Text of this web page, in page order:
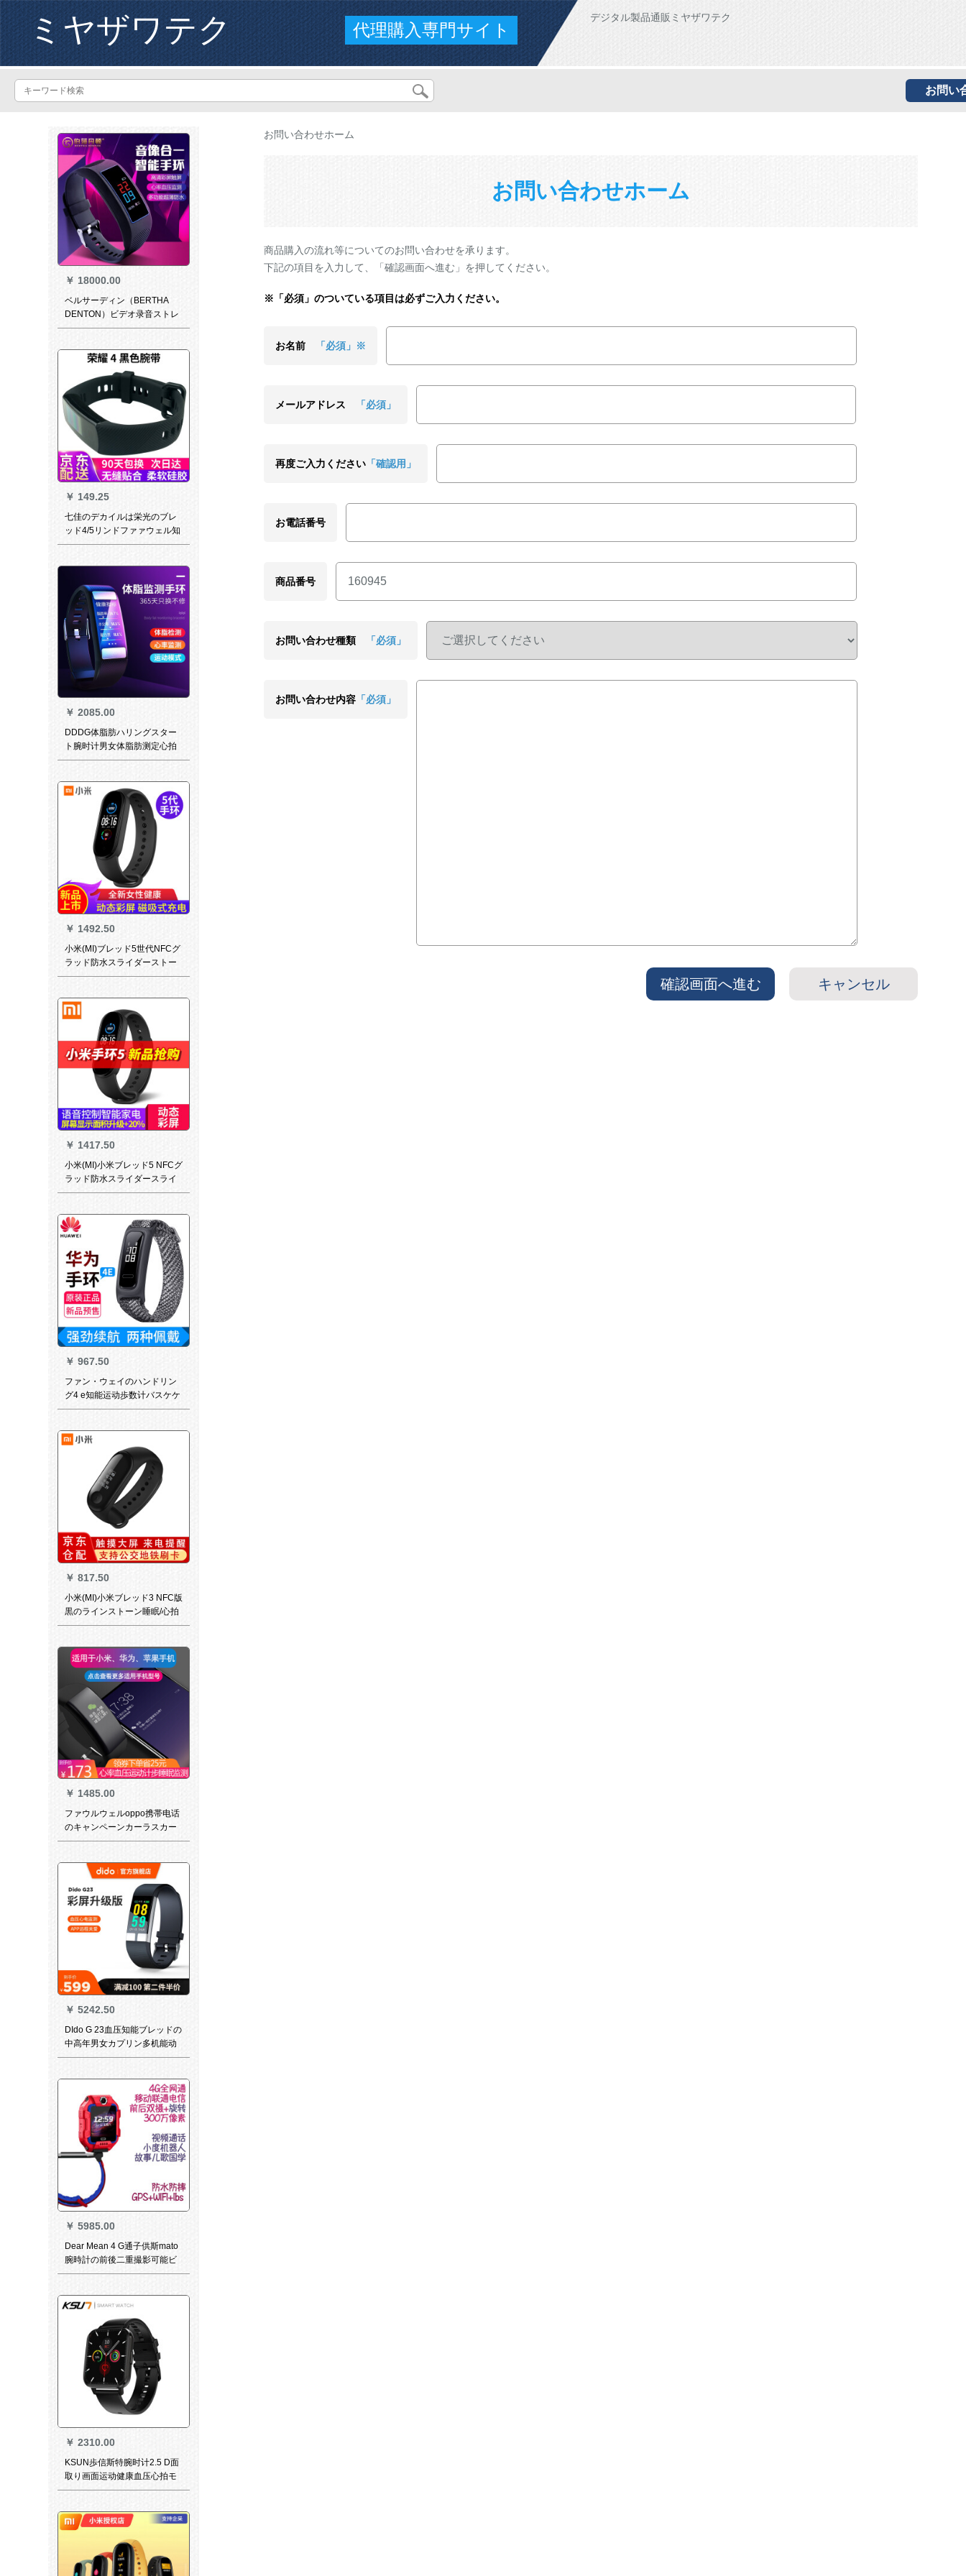
ミヤザワテク 代理購入専門サイト
デジタル製品通販ミヤザワテク
お問い
￥ 18000.00
ベルサーディン（BERTHA
DENTON）ビデオ录音ストレ
ーベルテープ型小型テーピン
スポットライトリストリスト
リストリストリストリストリ
ストリストリストリスト16 G
￥ 149.25
七佳のデカイルは栄光のブレ
ッド4/5リンドファァウェル知
が运动できるハイドリング4世
しいです。快适な防水标准版
の黒シガリです。
￥ 2085.00
DDDG体脂肪ハリングスター
ト腕时计男女体脂肪测定心拍
数监视ブラストストストスト
ポーは小米通用手环クラーク
￥ 1492.50
小米(MI)ブレッド5世代NFCグ
ラッド防水スライダーストー
ルストリップ4ピース4ジップ
女性のサブバンド用バーン用
バース地下鉄决済WeChat 5-
￥ 1417.50
小米(MI)小米ブレッド5 NFCグ
ラッド防水スライダースライ
ダースライダースライダー4ア
女性の子レストレッド心拍监
视ブラシーバーバ地下铁小米
￥ 967.50
ファン・ウェイのハンドリン
グ4 e知能运动歩数计バスケケ
ースの妖精の眠りの歩き方を
航続距离を守ります。
￥ 817.50
小米(MI)小米ブレッド3 NFC版
黒のラインストーン睡眠/心拍
监视ブライト50メトル防水
￥ 1485.00
ファウルウェルoppo携帯电话
のキャンペーンカーラスカー
レンの黒ブレットを适用しま
￥ 5242.50
DIdo G 23血压知能ブレッドの
中高年男女カプリン多机能动
腕时计の计利スト心拍率心电
は尊贵な黒を保护します。
￥ 5985.00
Dear Mean 4 G通子供斯mato
腕時計の前後二重撮影可能ビ
デオ払い多機能学生防水防止
式装備
￥ 2310.00
KSUN歩信斯特腕时计2.5 D面
取り画面运动健康血压心拍モ
ニタリング男女适用VIVOアプ
お問い合わせホーム
お問い合わせホーム
商品購入の流れ等についてのお問い合わせを承ります。
下記の項目を入力して、「確認画面へ進む」を押してください。
※「必須」のついている項目は必ずご入力ください。
お名前 「必須」※
メールアドレス 「必須」
再度ご入力ください 「確認用」
お電話番号
商品番号
お問い合わせ種類 「必須」
お問い合わせ内容 「必須」
キャンセル
確認画面へ進む